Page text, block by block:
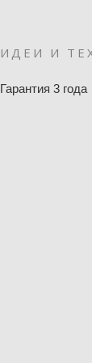
ИДЕИ И
Гарантия 3 года